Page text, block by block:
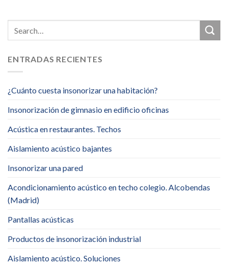
ENTRADAS RECIENTES
¿Cuánto cuesta insonorizar una habitación?
Insonorización de gimnasio en edificio oficinas
Acústica en restaurantes. Techos
Aislamiento acústico bajantes
Insonorizar una pared
Acondicionamiento acústico en techo colegio. Alcobendas
(Madrid)
Pantallas acústicas
Productos de insonorización industrial
Aislamiento acústico. Soluciones